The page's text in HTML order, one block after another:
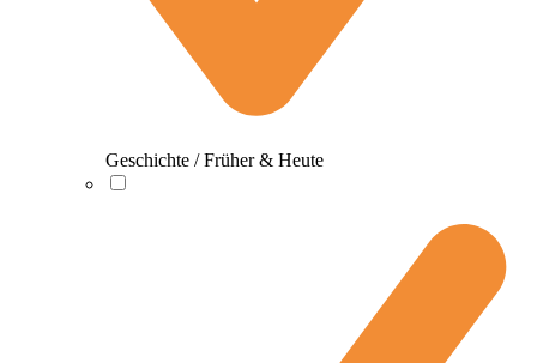
Geschichte / Früher & Heute